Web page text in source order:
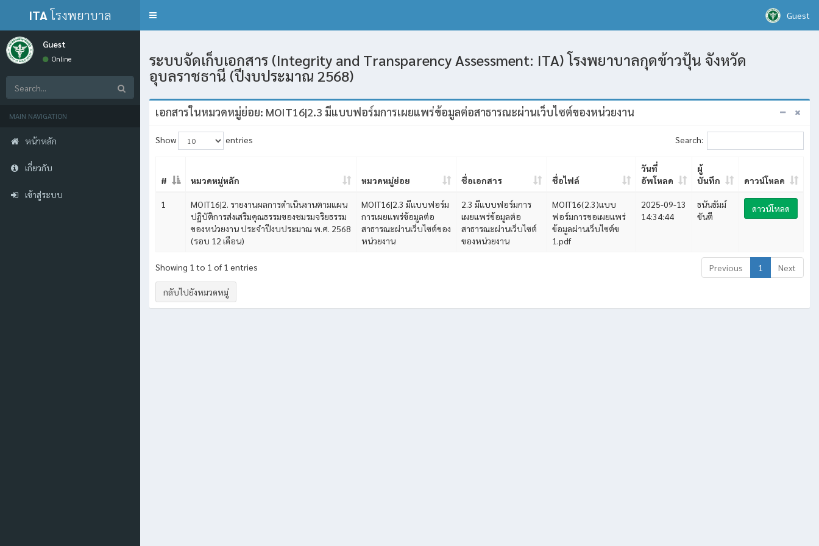
ITAโรงพยาบาล
กุดข้าวปุ้น
Toggle
Guest
Guest
Online
MAIN NAVIGATION
หน้าหลัก
เกี่ยวกับ
เข้าสู่ระบบ
ระบบจัดเก็บเอกสาร (Integrity and Transparency Assessment: ITA) โรงพยาบาลกุดข้าวปุ้น จังหวัด
อุบลราชธานี (ปีงบประมาณ 2568)
เอกสารในหมวดหมู่ย่อย: MOIT16|2.3 มีแบบฟอร์มการเผยแพร่ข้อมูลต่อสาธารณะผ่านเว็บไซต์ของหน่วยงาน
Show entries Search:
# หมวดหมู่หลัก หมวดหมู่ย่อย ชื่อเอกสาร ชื่อไฟล์
วันที่
อัพโหลด
ผู้
บันทึก
ดาวน์โหลด
1
MOIT16|2. รายงานผลการดำเนินงานตามแผน
ปฏิบัติการส่งเสริมคุณธรรมของชมรมจริยธรรม
ของหน่วยงาน ประจำปีงบประมาณ พ.ศ. 2568
(รอบ 12 เดือน)
MOIT16|2.3 มีแบบฟอร์ม
การเผยแพร่ข้อมูลต่อ
สาธารณะผ่านเว็บไซต์ของ
หน่วยงาน
2.3 มีแบบฟอร์มการ
เผยแพร่ข้อมูลต่อ
สาธารณะผ่านเว็บไซต์
ของหน่วยงาน
MOIT16(2.3)แบบ
ฟอร์มการขอเผยแพร่
ข้อมูลผ่านเว็บไซต์ข
1.pdf
2025-09-13
14:34:44
ธนันธัมม์
ขันตี
ดาวน์โหลด
Showing 1 to 1 of 1 entries Previous 1 Next
กลับไปยังหมวดหมู่